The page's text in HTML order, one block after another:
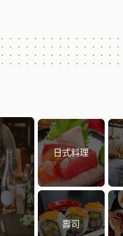
日式料理
壽司